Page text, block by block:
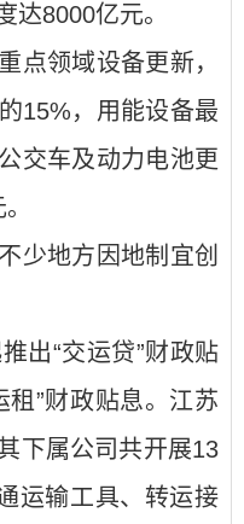
达8000亿元。
点领域设备更新，
15%，用能设备最
交车及动力电池更
少地方因地制宜创
出“交运贷”财政贴
租”财政贴息。江苏
下属公司共开展13
运输工具、转运接